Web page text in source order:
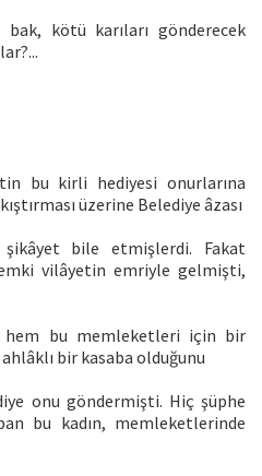
kötü karıları gönderecek
bu kirli hediyesi onurlarına
üzerine Belediye âzası
şikâyet bile etmişlerdi. Fakat
vilâyetin emriyle gelmişti,
hem bu memleketleri için bir
ahlâklı bir kasaba olduğunu
onu göndermişti. Hiç şüphe
bu kadın, memleketlerinde